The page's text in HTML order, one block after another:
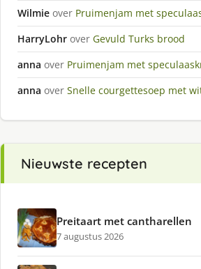
Wilmie over Pruimenjam met
HarryLohr over Gevuld Turks brood
anna over Pruimenjam met
anna over Snelle courgettesoep met
Nieuwste recepten
Preitaart met cantharellen
7 augustus 2026